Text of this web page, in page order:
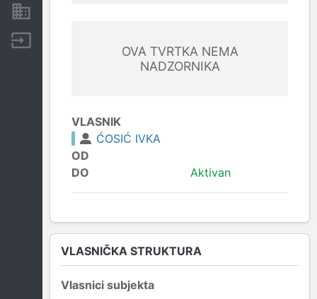
OVA TVRTKA NEMA
NADZORNIKA
VLASNIK
ĆOSIĆ IVKA
OD
DO
Aktivan
VLASNIČKA STRUKTURA
Vlasnici subjekta